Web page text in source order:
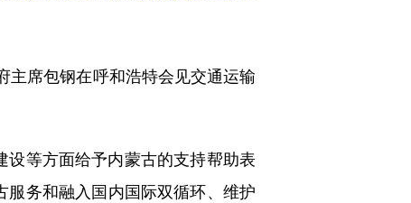
席包钢在呼和浩特会见交通运输
等方面给予内蒙古的支持帮助表
务和融入国内国际双循环、维护